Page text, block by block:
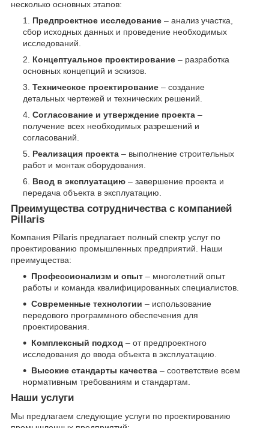
несколько основных этапов:
Предпроектное исследование – анализ участка,
сбор исходных данных и проведение необходимых
исследований.
Концептуальное проектирование – разработка
основных концепций и эскизов.
Техническое проектирование – создание
детальных чертежей и технических решений.
Согласование и утверждение проекта –
получение всех необходимых разрешений и
согласований.
Реализация проекта – выполнение строительных
работ и монтаж оборудования.
Ввод в эксплуатацию – завершение проекта и
передача объекта в эксплуатацию.
Преимущества сотрудничества с компанией
Pillaris
Компания Pillaris предлагает полный спектр услуг по
проектированию промышленных предприятий. Наши
преимущества:
Профессионализм и опыт – многолетний опыт
работы и команда квалифицированных специалистов.
Современные технологии – использование
передового программного обеспечения для
проектирования.
Комплексный подход – от предпроектного
исследования до ввода объекта в эксплуатацию.
Высокие стандарты качества – соответствие всем
нормативным требованиям и стандартам.
Наши услуги
Мы предлагаем следующие услуги по проектированию